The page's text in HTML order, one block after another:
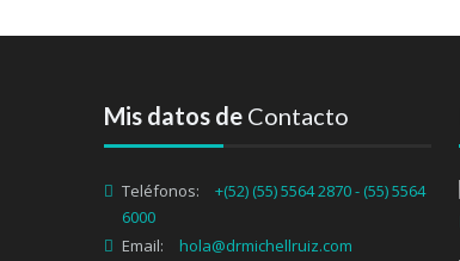
Mis datos de Contacto
Teléfonos:
+(52) (55) 5564 2870 - (55) 5564
6000
Email:
hola@drmichellruiz.com